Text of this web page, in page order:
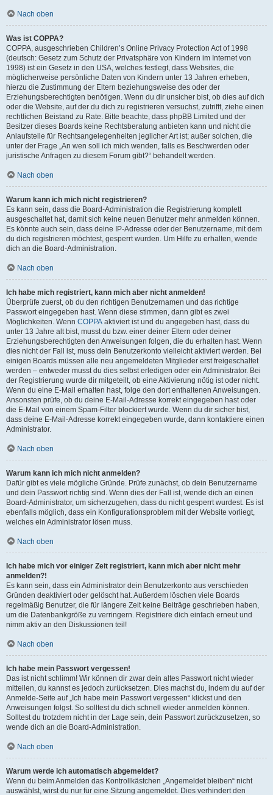
Nach oben
Was ist COPPA?
COPPA, ausgeschrieben Children’s Online Privacy Protection Act of 1998
(deutsch: Gesetz zum Schutz der Privatsphäre von Kindern im Internet von
1998) ist ein Gesetz in den USA, welches festlegt, dass Websites, die
möglicherweise persönliche Daten von Kindern unter 13 Jahren erheben,
hierzu die Zustimmung der Eltern beziehungsweise des oder der
Erziehungsberechtigten benötigen. Wenn du dir unsicher bist, ob dies auf dich
oder die Website, auf der du dich zu registrieren versuchst, zutrifft, ziehe einen
rechtlichen Beistand zu Rate. Bitte beachte, dass phpBB Limited und der
Besitzer dieses Boards keine Rechtsberatung anbieten kann und nicht die
Anlaufstelle für Rechtsangelegenheiten jeglicher Art ist; außer solchen, die
unter der Frage „An wen soll ich mich wenden, falls es Beschwerden oder
juristische Anfragen zu diesem Forum gibt?“ behandelt werden.
Nach oben
Warum kann ich mich nicht registrieren?
Es kann sein, dass die Board-Administration die Registrierung komplett
ausgeschaltet hat, damit sich keine neuen Benutzer mehr anmelden können.
Es könnte auch sein, dass deine IP-Adresse oder der Benutzername, mit dem
du dich registrieren möchtest, gesperrt wurden. Um Hilfe zu erhalten, wende
dich an die Board-Administration.
Nach oben
Ich habe mich registriert, kann mich aber nicht anmelden!
Überprüfe zuerst, ob du den richtigen Benutzernamen und das richtige
Passwort eingegeben hast. Wenn diese stimmen, dann gibt es zwei
Möglichkeiten. Wenn COPPA aktiviert ist und du angegeben hast, dass du
unter 13 Jahre alt bist, musst du bzw. einer deiner Eltern oder deiner
Erziehungsberechtigten den Anweisungen folgen, die du erhalten hast. Wenn
dies nicht der Fall ist, muss dein Benutzerkonto vielleicht aktiviert werden. Bei
einigen Boards müssen alle neu angemeldeten Mitglieder erst freigeschaltet
werden – entweder musst du dies selbst erledigen oder ein Administrator. Bei
der Registrierung wurde dir mitgeteilt, ob eine Aktivierung nötig ist oder nicht.
Wenn du eine E-Mail erhalten hast, folge den dort enthaltenen Anweisungen.
Ansonsten prüfe, ob du deine E-Mail-Adresse korrekt eingegeben hast oder
die E-Mail von einem Spam-Filter blockiert wurde. Wenn du dir sicher bist,
dass deine E-Mail-Adresse korrekt eingegeben wurde, dann kontaktiere einen
Administrator.
Nach oben
Warum kann ich mich nicht anmelden?
Dafür gibt es viele mögliche Gründe. Prüfe zunächst, ob dein Benutzername
und dein Passwort richtig sind. Wenn dies der Fall ist, wende dich an einen
Board-Administrator, um sicherzugehen, dass du nicht gesperrt wurdest. Es ist
ebenfalls möglich, dass ein Konfigurationsproblem mit der Website vorliegt,
welches ein Administrator lösen muss.
Nach oben
Ich habe mich vor einiger Zeit registriert, kann mich aber nicht mehr
anmelden?!
Es kann sein, dass ein Administrator dein Benutzerkonto aus verschieden
Gründen deaktiviert oder gelöscht hat. Außerdem löschen viele Boards
regelmäßig Benutzer, die für längere Zeit keine Beiträge geschrieben haben,
um die Datenbankgröße zu verringern. Registriere dich einfach erneut und
nimm aktiv an den Diskussionen teil!
Nach oben
Ich habe mein Passwort vergessen!
Das ist nicht schlimm! Wir können dir zwar dein altes Passwort nicht wieder
mitteilen, du kannst es jedoch zurücksetzen. Dies machst du, indem du auf der
Anmelde-Seite auf „Ich habe mein Passwort vergessen“ klickst und den
Anweisungen folgst. So solltest du dich schnell wieder anmelden können.
Solltest du trotzdem nicht in der Lage sein, dein Passwort zurückzusetzen, so
wende dich an die Board-Administration.
Nach oben
Warum werde ich automatisch abgemeldet?
Wenn du beim Anmelden das Kontrollkästchen „Angemeldet bleiben“ nicht
auswählst, wirst du nur für eine Sitzung angemeldet. Dies verhindert den